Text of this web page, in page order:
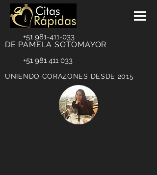
+51 981-411-033
DE PAMELA SOTOMAYOR
+51 981 411 033
UNIENDO CORAZONES DESDE 2015